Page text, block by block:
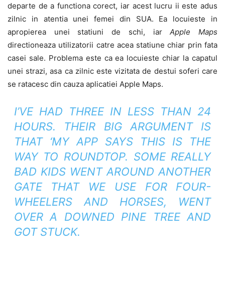
departe de a functiona corect, iar acest lucru ii este adus
zilnic in atentia unei femei din SUA. Ea locuieste in
apropierea unei statiuni de schi, iarApple Maps
directioneaza utilizatorii catre acea statiune chiar prin fata
casei sale. Problema este ca ea locuieste chiar la capatul
unei strazi, asa ca zilnic este vizitata de destui soferi care
se ratacesc din cauza aplicatiei Apple Maps.
I’VE HAD THREE IN LESS THAN 24
HOURS. THEIR BIG ARGUMENT IS
THAT ‘MY APP SAYS THIS IS THE
WAY TO ROUNDTOP. SOME REALLY
BAD KIDS WENT AROUND ANOTHER
GATE THAT WE USE FOR FOUR-
WHEELERS AND HORSES, WENT
OVER A DOWNED PINE TREE AND
GOT STUCK.